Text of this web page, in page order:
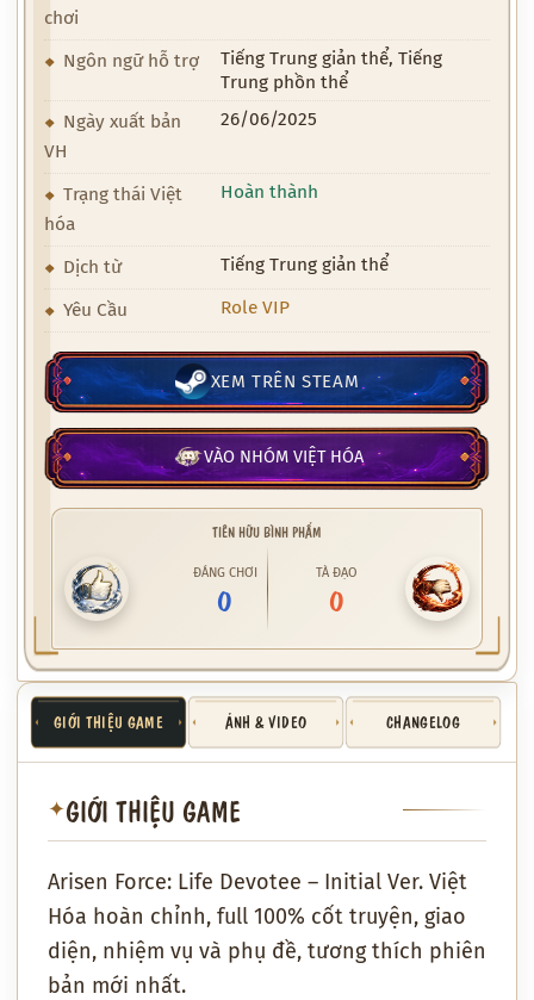
chơi
Ngôn ngữ hỗ trợ
Tiếng Trung giản thể, Tiếng
Trung phồn thể
Ngày xuất bản
VH
26/06/2025
Trạng thái Việt
hóa
Hoàn thành
Dịch từ Tiếng Trung giản thể
Yêu Cầu Role VIP
XEM TRÊN STEAM
VÀO NHÓM VIỆT HÓA
TIÊN HỮU BÌNH PHẨM
ĐÁNG CHƠI
0
TÀ ĐẠO
0
GIỚI THIỆU GAME ẢNH & VIDEO CHANGELOG
✦GIỚI THIỆU GAME
Arisen Force: Life Devotee – Initial Ver. Việt
Hóa hoàn chỉnh, full 100% cốt truyện, giao
diện, nhiệm vụ và phụ đề, tương thích phiên
bản mới nhất.